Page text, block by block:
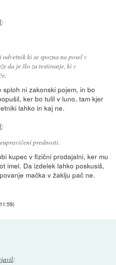
:
ki se spozna na posel v
da je šlo za testiranje, ki v
ni zakonski pojem, in bo
ker bo tulil v luno, tam kjer
lahko in kaj ne.
:
prednosti.
kupec v fizični prodajalni, ker mu
imel. Da izdelek lahko poskusiš,
mačka v žaklju pač ne.
)
: